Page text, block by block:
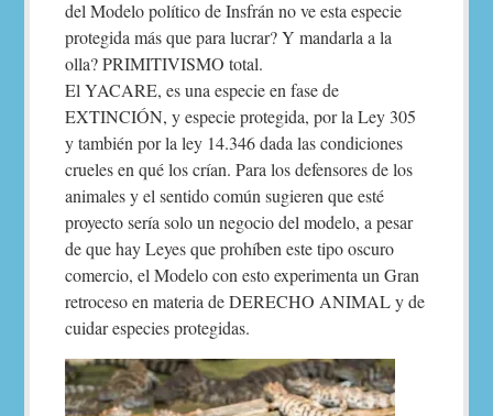
del Modelo político de Insfrán no ve esta especie
protegida más que para lucrar? Y mandarla a la
olla? PRIMITIVISMO total.
El YACARE, es una especie en fase de
EXTINCIÓN, y especie protegida, por la Ley 305
y también por la ley 14.346 dada las condiciones
crueles en qué los crían. Para los defensores de los
animales y el sentido común sugieren que esté
proyecto sería solo un negocio del modelo, a pesar
de que hay Leyes que prohíben este tipo oscuro
comercio, el Modelo con esto experimenta un Gran
retroceso en materia de DERECHO ANIMAL y de
cuidar especies protegidas.